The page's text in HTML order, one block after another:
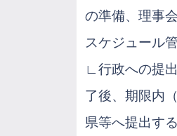
の準備、理事
スケジュール
∟行政への提
了後、期限内
県等へ提出す